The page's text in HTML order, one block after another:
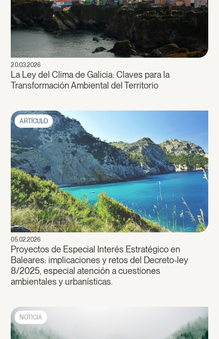
20.03.2026
La Ley del Clima de Galicia: Claves para la
Transformación Ambiental del Territorio
ARTÍCULO
05.02.2026
Proyectos de Especial Interés Estratégico en
Baleares: implicaciones y retos del Decreto-ley
8/2025, especial atención a cuestiones
ambientales y urbanísticas.
NOTICIA